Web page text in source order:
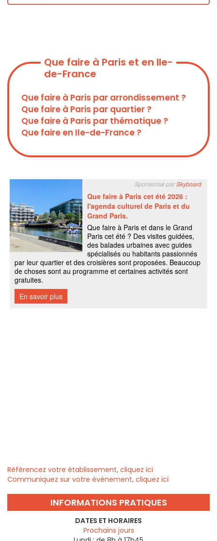
Que faire à Paris et en Ile-
de-France
Que faire à Paris par arrondissement ?
Que faire à Paris par quartier ?
Que faire à Paris par thématique ?
Que faire en Ile-de-France ?
Référencez votre établissement, cliquez ici
Communiquez sur votre évènement, cliquez ici
INFORMATIONS PRATIQUES
DATES ET HORAIRES
Prochains jours